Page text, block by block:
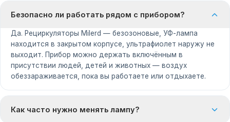
Безопасно ли работать рядом с прибором?
Да. Рециркуляторы Milerd — безозоновые, УФ-лампа
находится в закрытом корпусе, ультрафиолет наружу не
выходит. Прибор можно держать включённым в
присутствии людей, детей и животных — воздух
обеззараживается, пока вы работаете или отдыхаете.
Как часто нужно менять лампу?